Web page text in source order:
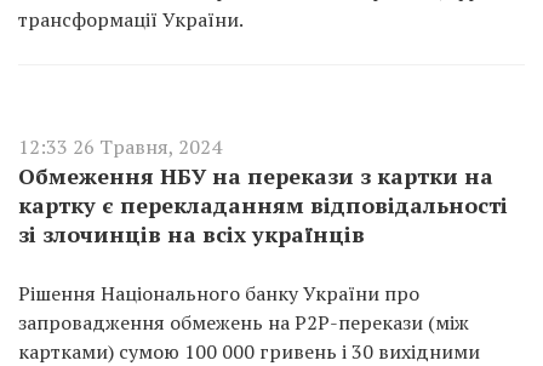
трансформації України.
12:33 26 Травня, 2024
Обмеження НБУ на перекази з картки на
картку є перекладанням відповідальності
зі злочинців на всіх українців
Рішення Національного банку України про
запровадження обмежень на Р2Р-перекази (між
картками) сумою 100 000 гривень і 30 вихідними